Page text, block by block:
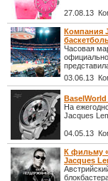
27.08.13
Компания
Часовая
03.06.13
На
Jacques
04.05.13
К фильму
Jacques